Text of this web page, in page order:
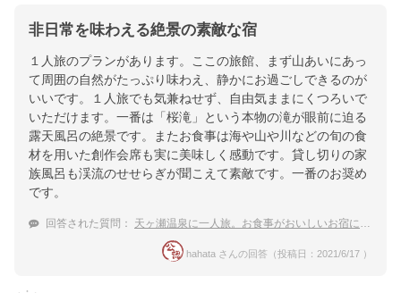
非日常を味わえる絶景の素敵な宿
１人旅のプランがあります。ここの旅館、まず山あいにあっ
て周囲の自然がたっぷり味わえ、静かにお過ごしできるのが
いいです。１人旅でも気兼ねせず、自由気ままにくつろいで
いただけます。一番は「桜滝」という本物の滝が眼前に迫る
露天風呂の絶景です。またお食事は海や山や川などの旬の食
材を用いた創作会席も実に美味しく感動です。貸し切りの家
族風呂も渓流のせせらぎが聞こえて素敵です。一番のお奨め
です。
回答された質問： 天ヶ瀬温泉に一人旅。お食事がおいしいお宿に泊まりたい。
hahata さんの回答（投稿日：2021/6/17 ）